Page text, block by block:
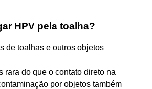
HPV pela toalha?
de toalhas e outros objetos
rara do que o contato direto na
por objetos também